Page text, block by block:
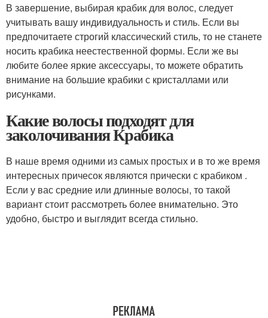
В завершение, выбирая крабик для волос, следует
учитывать вашу индивидуальность и стиль. Если вы
предпочитаете строгий классический стиль, то не станете
носить крабика неестественной формы. Если же вы
любите более яркие аксессуары, то можете обратить
внимание на большие крабики с кристаллами или
рисунками.
Какие волосы подходят для
заколочивания Крабика
В наше время одними из самых простых и в то же время
интересных причесок являются прически с крабиком .
Если у вас средние или длинные волосы, то такой
вариант стоит рассмотреть более внимательно. Это
удобно, быстро и выглядит всегда стильно.